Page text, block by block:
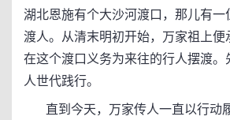
湖北恩施有个大沙河渡口，那儿有一
渡人。从清末明初开始，万家祖上便
在这个渡口义务为来往的行人摆渡。
人世代践行。
直到今天，万家传人一直以行动